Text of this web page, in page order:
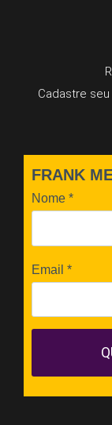
Cadastre
FRANK
Nome *
Email *